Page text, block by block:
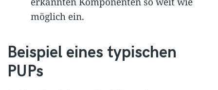
möglich ein.
Beispiel eines typischen
PUPs